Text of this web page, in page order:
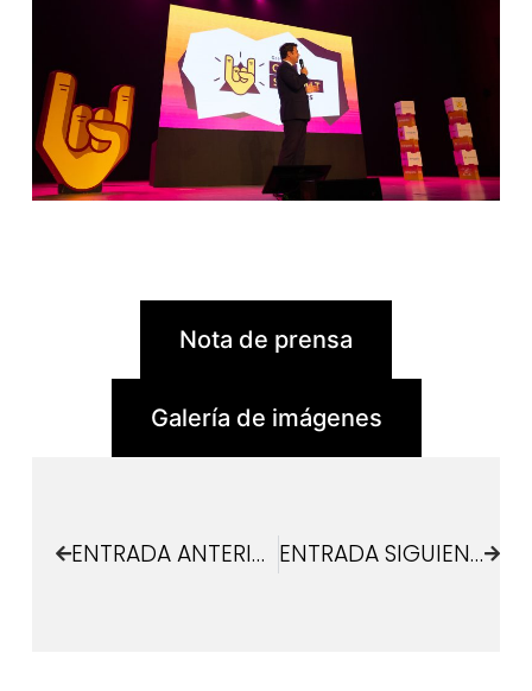
Nota de prensa
Galería de imágenes
ENTRADA ANTERIOR ENTRADA SIGUIENTE